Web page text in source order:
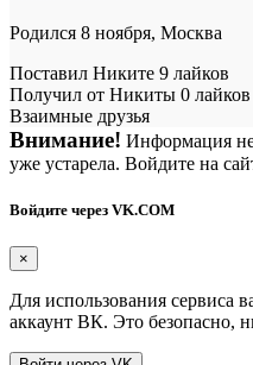
Родился 8 ноября, Москва
Поставил Никите 9 лайков
Получил от Никиты 0 лайков
Взаимные друзья
Внимание! Информация
уже устарела. Войдите на
Войдите через VK.COM
×
Для использования сервиса
аккаунт ВК. Это безопасно,